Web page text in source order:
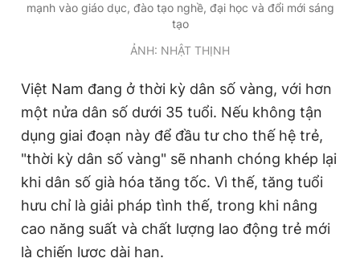
mạnh vào giáo dục, đào tạo nghề, đại học và đổi mới sáng
tạo
ẢNH: NHẬT THỊNH
Việt Nam đang ở thời kỳ dân số vàng, với hơn
một nửa dân số dưới 35 tuổi. Nếu không tận
dụng giai đoạn này để đầu tư cho thế hệ trẻ,
"thời kỳ dân số vàng" sẽ nhanh chóng khép lại
khi dân số già hóa tăng tốc. Vì thế, tăng tuổi
hưu chỉ là giải pháp tình thế, trong khi nâng
cao năng suất và chất lượng lao động trẻ mới
là chiến lược dài hạn.